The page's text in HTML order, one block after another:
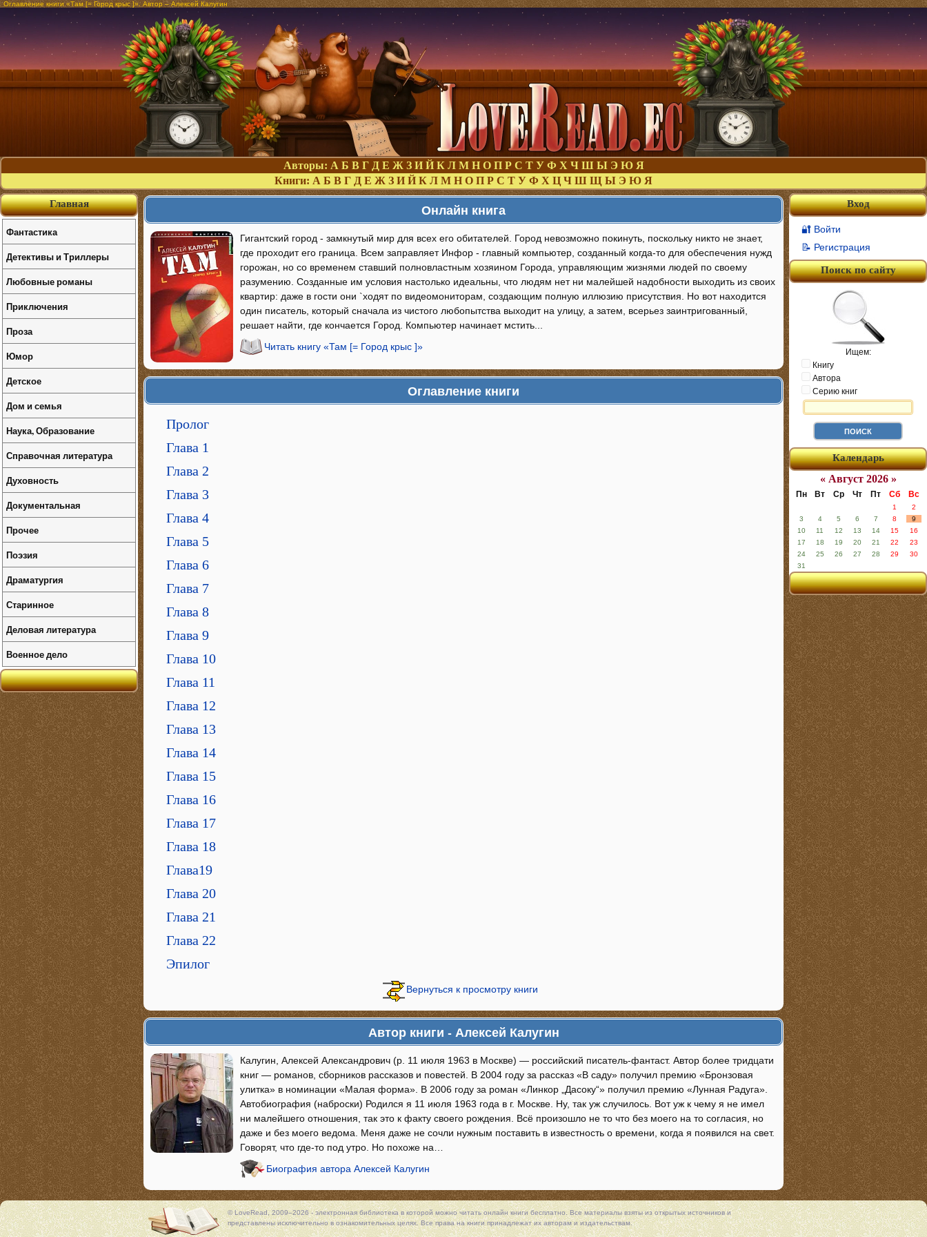
Оглавление книги «Там [= Город крыс ]». Автор – Алексей Калугин
Авторы: А Б В Г Д Е Ж З И Й К Л М Н О П Р С Т У Ф Х Ч Ш Ы Э Ю Я
Книги: А Б В Г Д Е Ж З И Й К Л М Н О П Р С Т У Ф Х Ц Ч Ш Щ Ы Э Ю Я
Онлайн книга
Гигантский город - замкнутый мир для всех его обитателей. Город невозможно покинуть, поскольку никто не знает,
где проходит его граница. Всем заправляет Инфор - главный компьютер, созданный когда-то для обеспечения нужд
горожан, но со временем ставший полновластным хозяином Города, управляющим жизнями людей по своему
разумению. Созданные им условия настолько идеальны, что людям нет ни малейшей надобности выходить из своих
квартир: даже в гости они `ходят по видеомониторам, создающим полную иллюзию присутствия. Но вот находится
один писатель, который сначала из чистого любопытства выходит на улицу, а затем, всерьез заинтригованный,
решает найти, где кончается Город. Компьютер начинает мстить...
Читать книгу «Там [= Город крыс ]»
Оглавление книги
Пролог
Глава 1
Глава 2
Глава 3
Глава 4
Глава 5
Глава 6
Глава 7
Глава 8
Глава 9
Глава 10
Глава 11
Глава 12
Глава 13
Глава 14
Глава 15
Глава 16
Глава 17
Глава 18
Глава19
Глава 20
Глава 21
Глава 22
Эпилог
Вернуться к просмотру книги
Автор книги - Алексей Калугин
Калугин, Алексей Александрович (р. 11 июля 1963 в Москве) — российский писатель-фантаст. Автор более тридцати
книг — романов, сборников рассказов и повестей. В 2004 году за рассказ «В саду» получил премию «Бронзовая
улитка» в номинации «Малая форма». В 2006 году за роман «Линкор „Дасоку“» получил премию «Лунная Радуга».
Автобиография (наброски) Родился я 11 июля 1963 года в г. Москве. Ну, так уж случилось. Вот уж к чему я не имел
ни малейшего отношения, так это к факту своего рождения. Всё произошло не то что без моего на то согласия, но
даже и без моего ведома. Меня даже не сочли нужным поставить в известность о времени, когда я появился на свет.
Говорят, что где-то под утро. Но похоже на…
Биография автора Алексей Калугин
Вход
🔐 Войти
📝 Регистрация
Поиск по сайту
Ищем:
Книгу
Автора
Серию книг
Календарь
« Август 2026 »
Пн Вт Ср Чт Пт Сб Вс
1
2
3
4 5 6 7 8
9
10
11 12 13 14 15
16
17
18 19 20 21 22
23
24
25 26 27 28 29
30
31
Главная
Фантастика
Детективы и Триллеры
Любовные романы
Приключения
Проза
Юмор
Детское
Дом и семья
Наука, Образование
Справочная литература
Духовность
Документальная
Прочее
Поэзия
Драматургия
Старинное
Деловая литература
Военное дело
© LoveRead, 2009–2026 - электронная библиотека в которой можночитать онлайн книгибесплатно. Все материалы взяты из открытых источников и
представлены исключительно в ознакомительных целях. Все права на книги принадлежат их авторам и издательствам.